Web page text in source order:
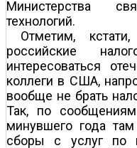
Министерства
технологий.
Отметим,
российские
интересоваться
коллеги в США,
вообще не брать
Так, по
минувшего года
сборы с услуг по